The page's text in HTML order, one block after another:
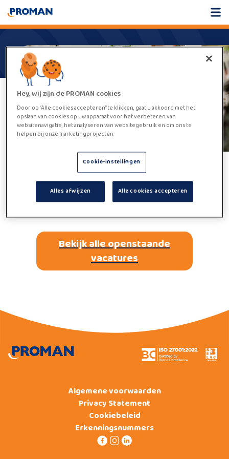
Helaas,
deze vacature kan niet
Bekijk alle openstaande
vacatures
Algemene voorwaarden
Privacy Statement
Cookiebeleid
Erkenningsnummers
Hey, wij zijn de PROMAN cookies
Door op “Alle cookies accepteren” te klikken, gaat u akkoord met het
opslaan van cookies op uw apparaat voor het verbeteren van
websitenavigatie, het analyseren van websitegebruik en om ons te
helpen bij onze marketingprojecten.
Cookie-instellingen
Alles afwijzen Alle cookies accepteren